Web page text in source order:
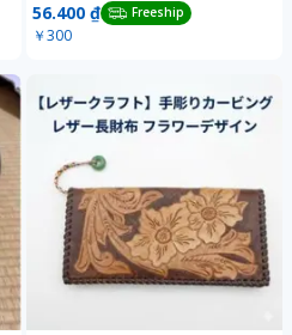
56.400 ₫ Freeship
￥300